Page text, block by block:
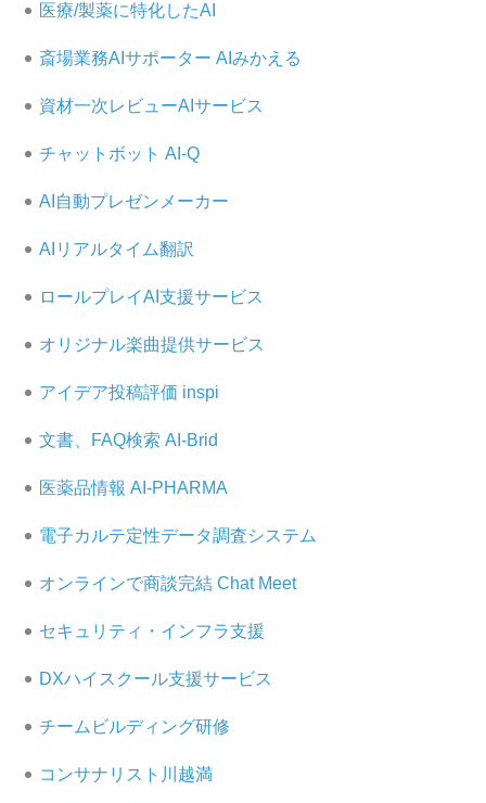
医療/製薬に特化したAI
斎場業務AIサポーター AIみかえる
資材一次レビューAIサービス
チャットボット AI-Q
AI自動プレゼンメーカー
AIリアルタイム翻訳
ロールプレイAI支援サービス
オリジナル楽曲提供サービス
アイデア投稿評価 inspi
文書、FAQ検索 AI-Brid
医薬品情報 AI-PHARMA
電子カルテ定性データ調査システム
オンラインで商談完結 Chat Meet
セキュリティ・インフラ支援
DXハイスクール支援サービス
チームビルディング研修
コンサナリスト川越満